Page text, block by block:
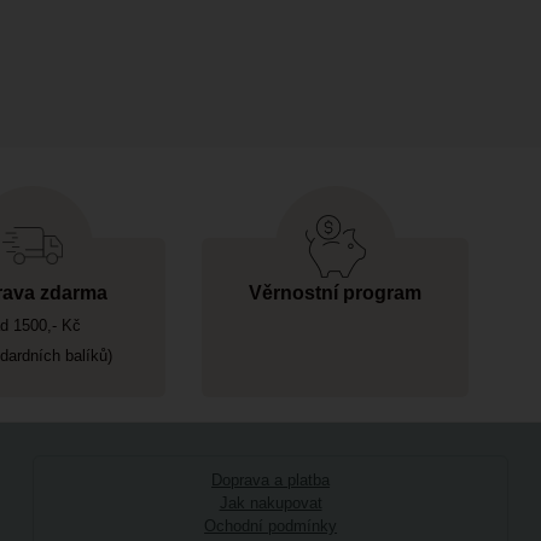
zdarma
1500,- Kč
balíků)
Věrnostní program
Doprava a platba
Jak nakupovat
Ochodní podmínky